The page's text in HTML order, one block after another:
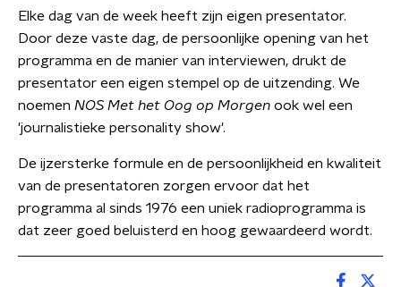
Elke dag van de week heeft zijn eigen presentator.
Door deze vaste dag, de persoonlijke opening van het
programma en de manier van interviewen, drukt de
presentator een eigen stempel op de uitzending. We
noemen NOS Met het Oog op Morgen ook wel een
'journalistieke personality show'.
De ijzersterke formule en de persoonlijkheid en kwaliteit
van de presentatoren zorgen ervoor dat het
programma al sinds 1976 een uniek radioprogramma is
dat zeer goed beluisterd en hoog gewaardeerd wordt.